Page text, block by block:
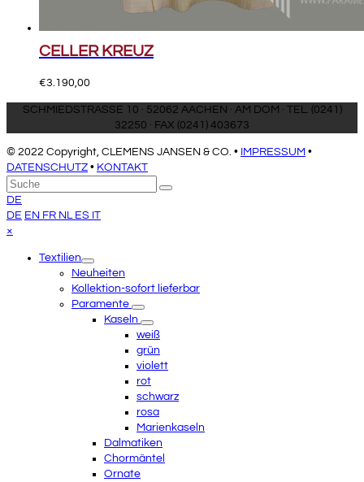
CELLER KREUZ
€3.190,00
SCHMIEDSTRASSE 10 · 52062 AACHEN · AM DOM · TEL. (0241)
32250 · FAX (0241) 403673
© 2022 Copyright, CLEMENS JANSEN & CO. • IMPRESSUM •
DATENSCHUTZ • KONTAKT
An
den
Anfang
scrollen
Suche
Senden
DE
DE EN FR NL ES IT
×
menuTextilien
Neuheiten
Kollektion-sofort lieferbar
Paramente
Kaseln
weiß
grün
violett
rot
schwarz
rosa
Marienkaseln
Dalmatiken
Chormäntel
Ornate